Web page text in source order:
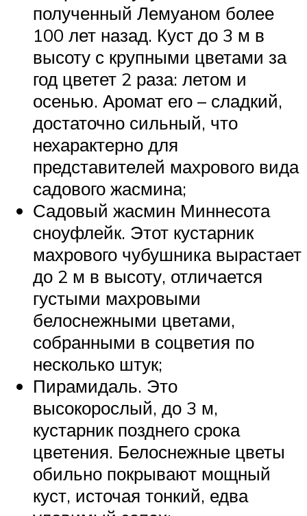
полученный Лемуаном более
100 лет назад. Куст до 3 м в
высоту с крупными цветами за
год цветет 2 раза: летом и
осенью. Аромат его – сладкий,
достаточно сильный, что
нехарактерно для
представителей махрового вида
садового жасмина;
Садовый жасмин Миннесота
сноуфлейк. Этот кустарник
махрового чубушника вырастает
до 2 м в высоту, отличается
густыми махровыми
белоснежными цветами,
собранными в соцветия по
несколько штук;
Пирамидаль. Это
высокорослый, до 3 м,
кустарник позднего срока
цветения. Белоснежные цветы
обильно покрывают мощный
куст, источая тонкий, едва